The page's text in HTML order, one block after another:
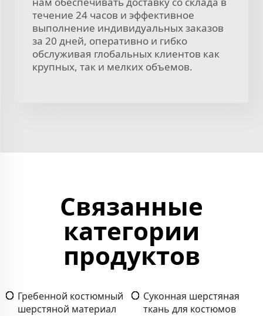
течение 24 часов и эффективное
выполнение индивидуальных заказов
за 20 дней, оперативно и гибко
обслуживая глобальных клиентов как
крупных, так и мелких объемов.
Связанные
категории
продуктов
Гребенной костюмный
шерстяной материал
Суконная шерстяная
ткань для костюмов